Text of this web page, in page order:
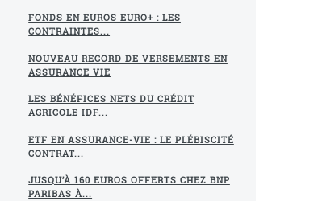
FONDS EN EUROS EURO+ : LES
CONTRAINTES...
NOUVEAU RECORD DE VERSEMENTS EN
ASSURANCE VIE
LES BÉNÉFICES NETS DU CRÉDIT
AGRICOLE IDF...
ETF EN ASSURANCE-VIE : LE PLÉBISCITÉ
CONTRAT...
JUSQU’À 160 EUROS OFFERTS CHEZ BNP
PARIBAS À...